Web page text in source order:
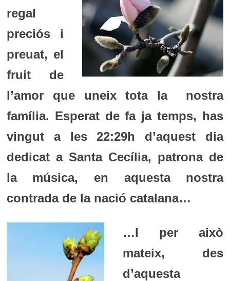
regal
preciós i
preuat, el
fruit de
l’amor que uneix tota la
nostra
família. Esperat de fa ja temps, has
vingut a les 22:29h d’aquest dia
dedicat a Santa Cecília, patrona de
la música, en aquesta nostra
contrada de la nació catalana…
…I per això
mateix, des
d’aquesta